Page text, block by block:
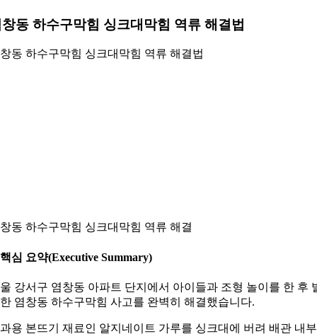
동 하수구막힘 싱크대막힘 역류 해결법
동 하수구막힘 싱크대막힘 역류 해결법
동 하수구막힘 싱크대막힘 역류 해결
심 요약(Executive Summary)
강서구 염창동 아파트 단지에서 아이들과 조형 놀이를 한 후
염창동 하수구막힘 사고를 완벽히 해결했습니다.
용 본뜨기 재료인 알지네이트 가루를 싱크대에 버려 배관 내